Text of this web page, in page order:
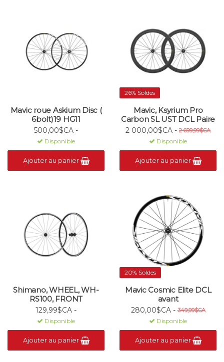
Mavic roue Askium Disc (
6bolt)19 HG11
500,00$CA -
Disponible
Ajouter au panier
26% Soldes
Mavic, Ksyrium Pro
Carbon SL UST DCL Paire
2 000,00$CA - 2 699,99$CA
Disponible
Ajouter au panier
Shimano, WHEEL, WH-
RS100, FRONT
129,99$CA -
Disponible
Ajouter au panier
20% Soldes
Mavic Cosmic Elite DCL
avant
280,00$CA - 349,99$CA
Disponible
Ajouter au panier